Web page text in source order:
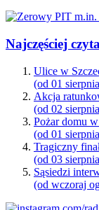
Najczęściej
Ulice w
(od 01
Akcja
(od 02
Pożar domu
(od 01
Tragiczny
(od 03
Sąsiedzi
(od wczoraj